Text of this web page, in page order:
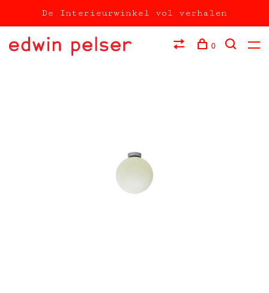
De Interieurwinkel vol verhalen
0